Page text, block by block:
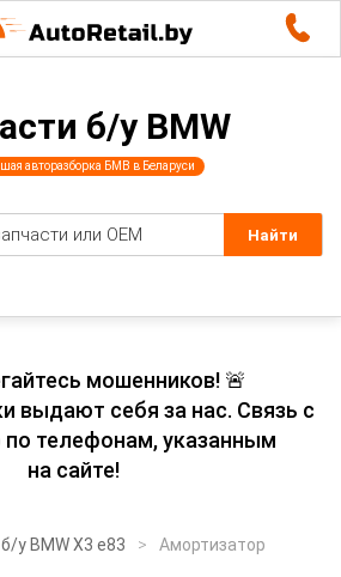
б/у BMW
авторазборка БМВ в Беларуси
мошенников! 🚨
выдают себя за нас. Связь с
по телефонам, указанным
на сайте!
у BMW X3 e83
Амортизатор